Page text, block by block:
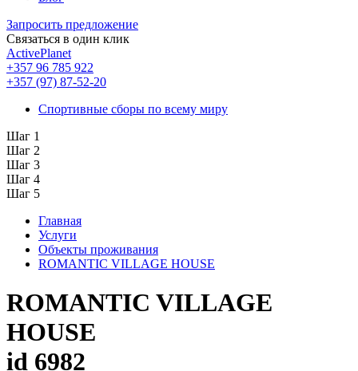
Запросить предложение
Связаться в один клик
ActivePlanet
+357 96 785 922
+357 (97) 87-52-20
Спортивные сборы по всему миру
Шаг 1
Шаг 2
Шаг 3
Шаг 4
Шаг 5
Главная
Услуги
Объекты проживания
ROMANTIC VILLAGE HOUSE
ROMANTIC VILLAGE
HOUSE
id 6982